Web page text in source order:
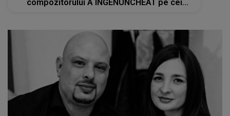
compozitorului A ÎNGENUNCHEAT pe cei